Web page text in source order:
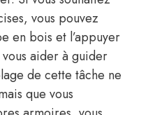
vous pouvez
en bois et l’appuyer
aider à guider
de cette tâche ne
que vous